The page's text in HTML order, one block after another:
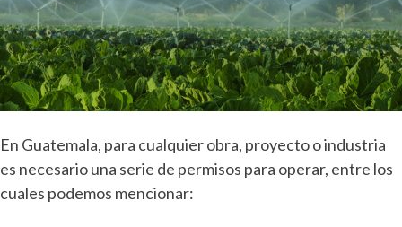
En Guatemala, para cualquier obra, proyecto o industria
es necesario una serie de permisos para operar, entre los
cuales podemos mencionar: